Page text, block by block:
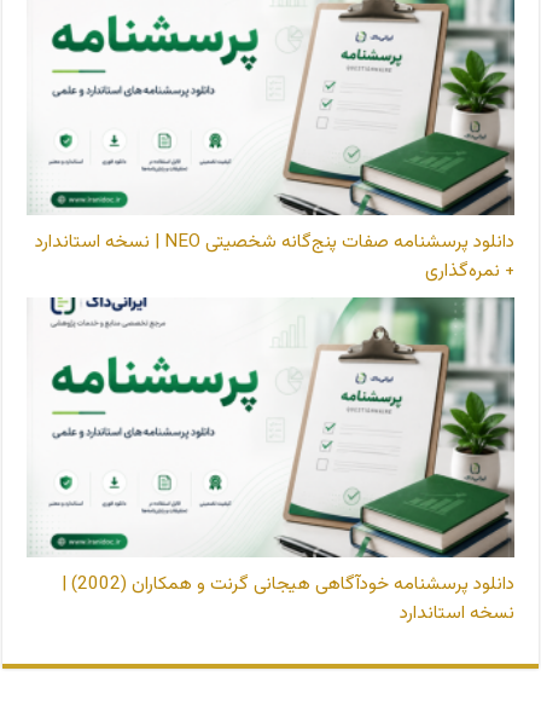
دانلود پرسشنامه صفات پنج‌گانه شخصیتی NEO | نسخه استاندارد
+ نمره‌گذاری
دانلود پرسشنامه خودآگاهی هیجانی گرنت و همکاران (2002) |
نسخه استاندارد